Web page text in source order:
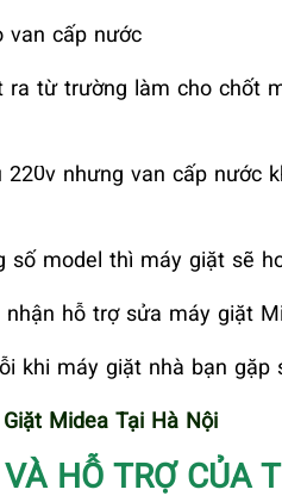
van cấp nước
từ trường làm cho chốt
nhưng van cấp nước
model thì máy giặt sẽ
hỗ trợ sửa máy giặt
khi máy giặt nhà bạn gặp
Midea Tại Hà Nội
HỖ TRỢ CỦA